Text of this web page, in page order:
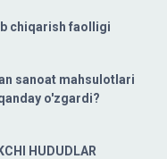
chiqarish faolligi
sanoat mahsulotlari
o'zgardi?
HUDUDLAR